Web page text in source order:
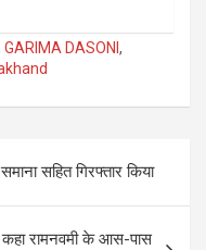
GARIMA DASONI ,
सहित गिरफ्तार किया
कहा रामनवमी के आस-पास